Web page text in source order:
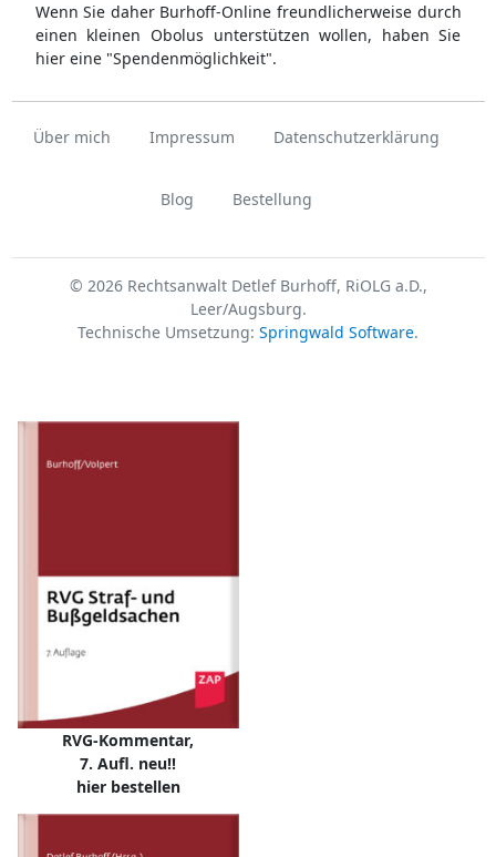
Wenn Sie daher Burhoff-Online freundlicherweise durch
einen kleinen Obolus unterstützen wollen, haben Sie
hier eine "Spendenmöglichkeit".
Über mich Impressum Datenschutzerklärung
Blog Bestellung
© 2026 Rechtsanwalt Detlef Burhoff, RiOLG a.D.,
Leer/Augsburg.
Technische Umsetzung: Springwald Software.
RVG-Kommentar,
7. Aufl. neu!!
hier bestellen